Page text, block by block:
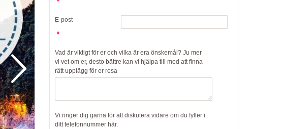
E-post
Vad är viktigt för er och vilka är era önskemål? Ju mer
vi vet om er, desto bättre kan vi hjälpa till med att finna
rätt upplägg för er resa
Vi ringer dig gärna för att diskutera vidare om du fyller i
ditt telefonnummer här.